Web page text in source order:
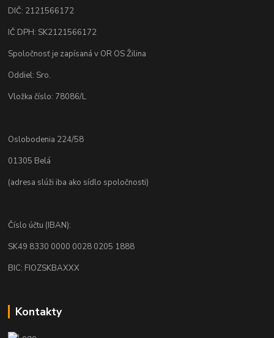
DIČ: 2121566172
IČ DPH: SK2121566172
Spoločnosť je zapísaná v OR OS Žilina
Oddiel: Sro.
Vložka číslo: 78086/L
Oslobodenia 224/58
01305 Belá
(adresa slúži iba ako sídlo spoločnosti)
Číslo účtu (IBAN):
SK49 8330 0000 0028 0205 1888
BIC: FIOZSKBAXXX
Kontakty